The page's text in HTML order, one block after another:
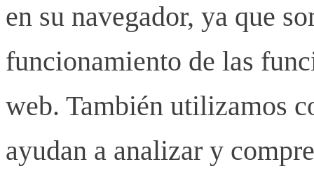
en su navegador, ya que
funcionamiento de las
web. También utilizamos
ayudan a analizar y